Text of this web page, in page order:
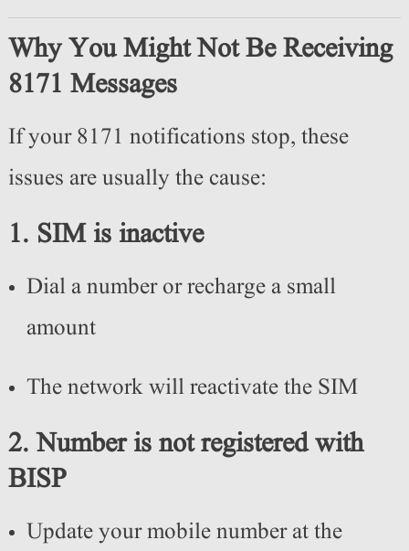
Why You Might Not Be Receiving
8171 Messages
If your 8171 notifications stop, these
issues are usually the cause:
1. SIM is inactive
Dial a number or recharge a small
amount
The network will reactivate the SIM
2. Number is not registered with
BISP
Update your mobile number at the